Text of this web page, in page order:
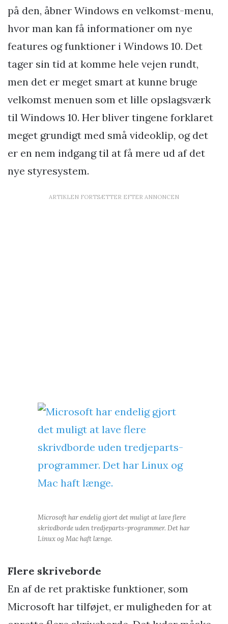
på den, åbner Windows en velkomst-menu,
hvor man kan få informationer om nye
features og funktioner i Windows 10. Det
tager sin tid at komme hele vejen rundt,
men det er meget smart at kunne bruge
velkomst menuen som et lille opslagsværk
til Windows 10. Her bliver tingene forklaret
meget grundigt med små videoklip, og det
er en nem indgang til at få mere ud af det
nye styresystem.
ARTIKLEN FORTSÆTTER EFTER ANNONCEN
Microsoft har endelig gjort det muligt at lave flere
skrivdborde uden tredjeparts-programmer. Det har
Linux og Mac haft længe.
Flere skriveborde
En af de ret praktiske funktioner, som
Microsoft har tilføjet, er muligheden for at